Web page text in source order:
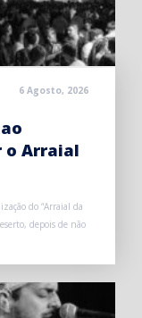
6 Agosto, 2026
o Arraial
do “Arraial da
depois de não